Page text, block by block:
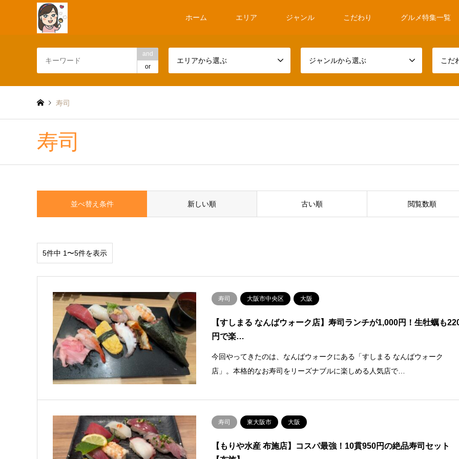
ホーム エリア ジャンル こだわり グルメ特集一覧
and
or
エリアから選ぶ ジャンルから選ぶ こだ
寿司
寿司
並べ替え条件 新しい順 古い順 閲覧数順
5件中 1〜5件を表示
寿司 大阪市中央区 大阪
【すしまる なんばウォーク店】寿司ランチが1,000円！生牡蠣も
円で楽…
今回やってきたのは、なんばウォークにある「すしまる なんばウォーク
店」。本格的なお寿司をリーズナブルに楽しめる人気店で…
寿司 東大阪市 大阪
【もりや水産 布施店】コスパ最強！10貫950円の絶品寿司セット